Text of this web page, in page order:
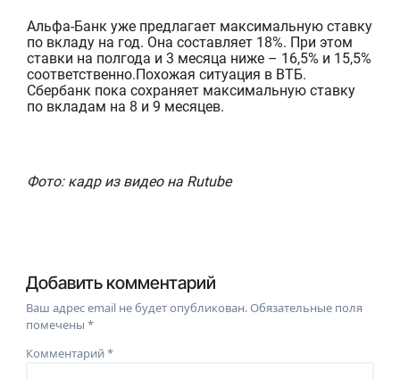
Альфа-Банк уже предлагает максимальную ставку
по вкладу на год. Она составляет 18%. При этом
ставки на полгода и 3 месяца ниже – 16,5% и 15,5%
соответственно.Похожая ситуация в ВТБ.
Сбербанк пока сохраняет максимальную ставку
по вкладам на 8 и 9 месяцев.
Фото: кадр из видео на Rutube
Добавить комментарий
Ваш адрес email не будет опубликован.Обязательные поля
помечены*
Комментарий*